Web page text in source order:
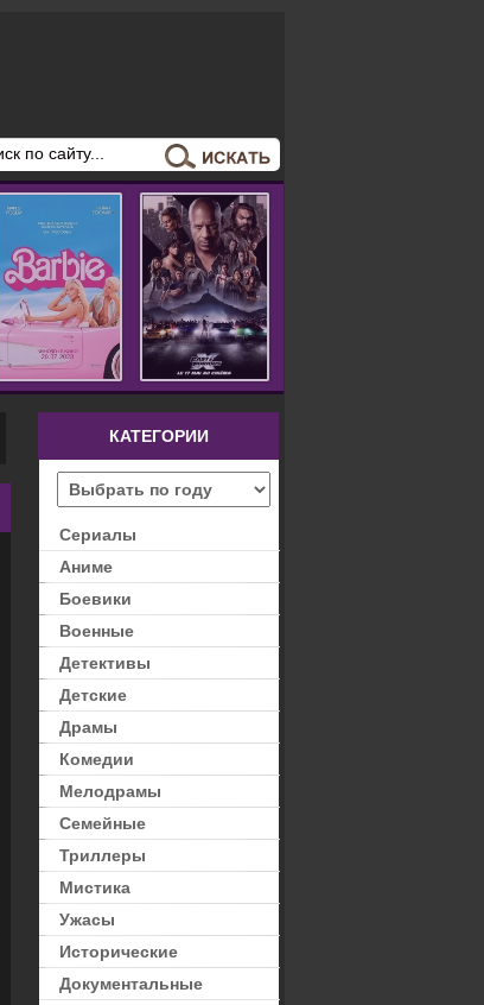
КАТЕГОРИИ
Сериалы
Аниме
Боевики
Военные
Детективы
Детские
Драмы
Комедии
Мелодрамы
Семейные
Триллеры
Мистика
Ужасы
Исторические
Документальные